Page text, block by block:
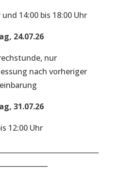
und 14:00 bis 18:00 Uhr
24.07.26
nur
nach vorheriger
31.07.26
12:00 Uhr